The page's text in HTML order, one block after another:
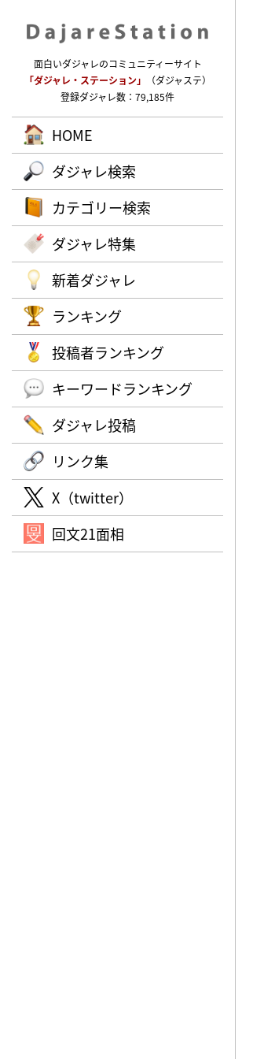
面白いダジャレのコミュニティーサイト
「ダジャレ・ステーション」
（ダジャステ）
登録ダジャレ数：79,185件
HOME
ダジャレ検索
カテゴリー検索
ダジャレ特集
新着ダジャレ
ランキング
投稿者ランキング
キーワードランキング
ダジャレ投稿
リンク集
X（twitter）
回文21面相